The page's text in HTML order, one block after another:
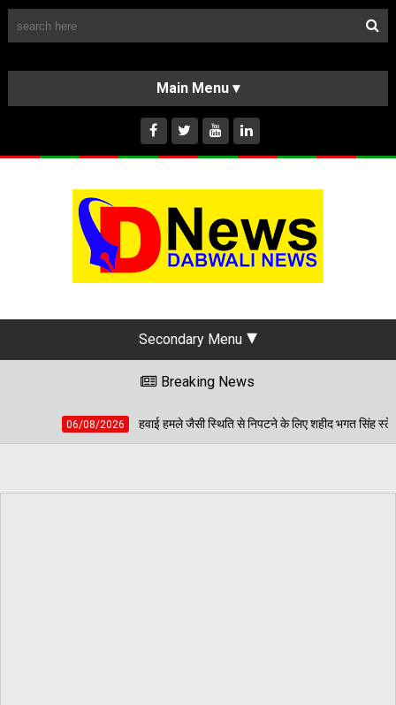
HOME
ABOUT US
INSTAGRAM
Secondary Menu
Breaking News
हमले जैसी स्थिति से निपटने के लिए शहीद भगत सिंह स्टेडियम में हुई मॉक एक्सरसाइज, आठ